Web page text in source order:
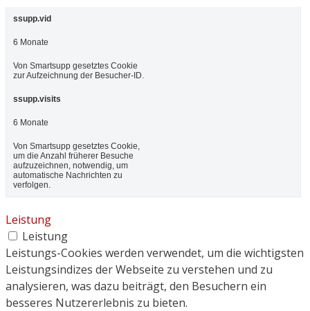
ssupp.vid
6 Monate
Von Smartsupp gesetztes Cookie
zur Aufzeichnung der Besucher-ID.
ssupp.visits
6 Monate
Von Smartsupp gesetztes Cookie,
um die Anzahl früherer Besuche
aufzuzeichnen, notwendig, um
automatische Nachrichten zu
verfolgen.
Leistung
Leistung
Leistungs-Cookies werden verwendet, um die wichtigsten
Leistungsindizes der Webseite zu verstehen und zu
analysieren, was dazu beiträgt, den Besuchern ein
besseres Nutzererlebnis zu bieten.